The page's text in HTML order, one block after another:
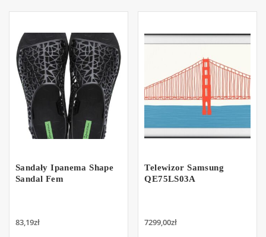
Sandały Ipanema Shape
Sandal Fem
83,19zł
Telewizor Samsung
QE75LS03A
7299,00zł